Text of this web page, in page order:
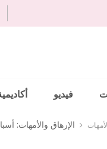
فيديو
الإرهاق والأمهات: